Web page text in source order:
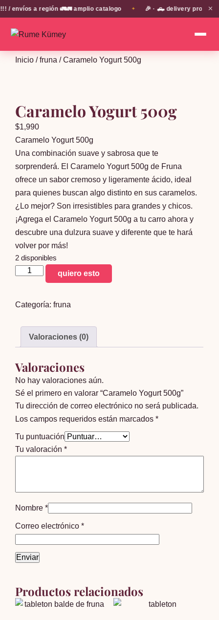
envíos a región 🚛🚛 amplio catalogo 🎉 · 🛻 delivery propio en
✕
Inicio /fruna / Caramelo Yogurt 500g
Caramelo Yogurt 500g
$1,990
Caramelo Yogurt 500g
Una combinación suave y sabrosa que te
sorprenderá. El Caramelo Yogurt 500g de Fruna
ofrece un sabor cremoso y ligeramente ácido, ideal
para quienes buscan algo distinto en sus caramelos.
¿Lo mejor? Son irresistibles para grandes y chicos.
¡Agrega el Caramelo Yogurt 500g a tu carro ahora y
descubre una dulzura suave y diferente que te hará
volver por más!
2 disponibles
Caramelo
cantidad
quiero esto
Categoría:fruna
Valoraciones (0)
Valoraciones
No hay valoraciones aún.
Sé el primero en valorar “Caramelo Yogurt 500g”
Tu dirección de correo electrónico no será publicada.
Los campos requeridos están marcados*
Tu puntuación
Tu valoración*
Nombre*
Correo electrónico*
Productos relacionados